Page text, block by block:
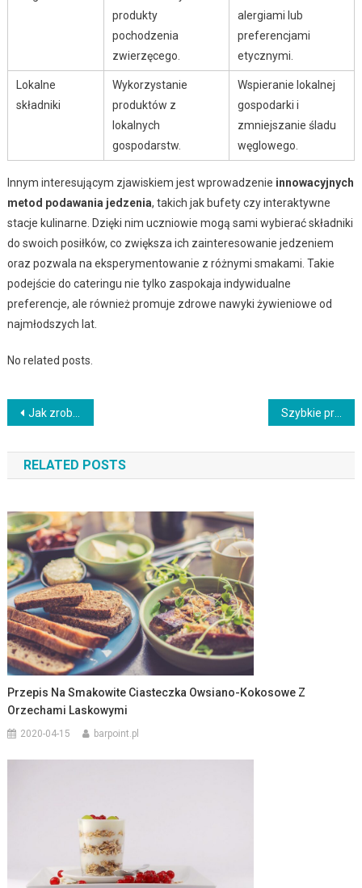
produkty
pochodzenia
zwierzęcego.
alergiami lub
preferencjami
etycznymi.
Lokalne
składniki
Wykorzystanie
produktów z
lokalnych
gospodarstw.
Wspieranie lokalnej
gospodarki i
zmniejszanie śladu
węglowego.
Innym interesującym zjawiskiem jest wprowadzenie innowacyjnych
metod podawania jedzenia, takich jak bufety czy interaktywne
stacje kulinarne. Dzięki nim uczniowie mogą sami wybierać składniki
do swoich posiłków, co zwiększa ich zainteresowanie jedzeniem
oraz pozwala na eksperymentowanie z różnymi smakami. Takie
podejście do cateringu nie tylko zaspokaja indywidualne
preferencje, ale również promuje zdrowe nawyki żywieniowe od
najmłodszych lat.
No related posts.
Nawigacja
wpisu
Jak zrobić szybkie i smakowite klopsiki w sosie pieczarkowym Szybkie przepisy na domowe naleśniki z różnymi nadzieniami
RELATED POSTS
Przepis Na Smakowite Ciasteczka Owsiano-Kokosowe Z
Orzechami Laskowymi
2020-04-15 barpoint.pl